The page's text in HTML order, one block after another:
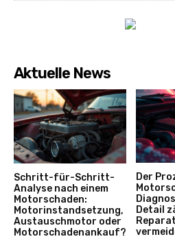
Aktuelle News
Schritt-für-Schritt-
Analyse nach einem
Motorschaden:
Motorinstandsetzung,
Austauschmotor oder
Motorschadenankauf?
Der
Detail